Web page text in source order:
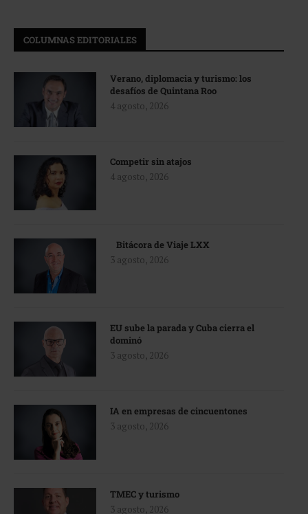
COLUMNAS EDITORIALES
Verano, diplomacia y turismo: los
desafíos de Quintana Roo
4 agosto, 2026
Competir sin atajos
4 agosto, 2026
Bitácora de Viaje LXX
3 agosto, 2026
EU sube la parada y Cuba cierra el
dominó
3 agosto, 2026
IA en empresas de cincuentones
3 agosto, 2026
TMEC y turismo
3 agosto, 2026